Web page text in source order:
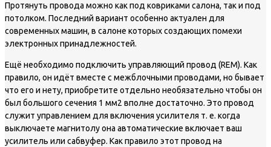
Протянуть провода можно как под ковриками салона, так и под
потолком. Последний вариант особенно актуален для
современных машин, в салоне которых создающих помехи
электронных принадлежностей.
Ещё необходимо подключить управляющий провод (REM). Как
правило, он идёт вместе с межблочными проводами, но бывает
что его и нету, приобретите отдельно необязательно чтобы он
был большого сечения 1 мм2 вполне достаточно. Это провод
служит управлением для включения усилителя т. е. когда
выключаете магнитолу она автоматические включает ваш
усилитель или сабвуфер. Как правило этот провод на